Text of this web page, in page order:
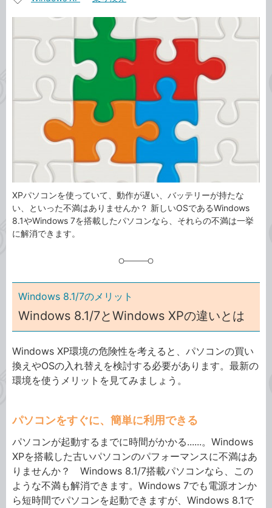
事
カ
テ
タ
XPパソコンを使っていて、動作が遅い、バッテリーが持たな
い、といった不満はありませんか？ 新しいOSであるWindows
8.1やWindows 7を搭載したパソコンなら、それらの不満は一挙
に解消できます。
Windows 8.1/7のメリット
Windows 8.1/7とWindows XPの違いとは
Windows XP環境の危険性を考えると、パソコンの買い
換えやOSの入れ替えを検討する必要があります。最新の
環境を使うメリットを見てみましょう。
パソコンをすぐに、簡単に利用できる
パソコンが起動するまでに時間がかかる......。Windows
XPを搭載した古いパソコンのパフォーマンスに不満はあ
りませんか？ Windows 8.1/7搭載パソコンなら、この
ような不満も解消できます。Windows 7でも電源オンか
ら短時間でパソコンを起動できますが、Windows 8.1で